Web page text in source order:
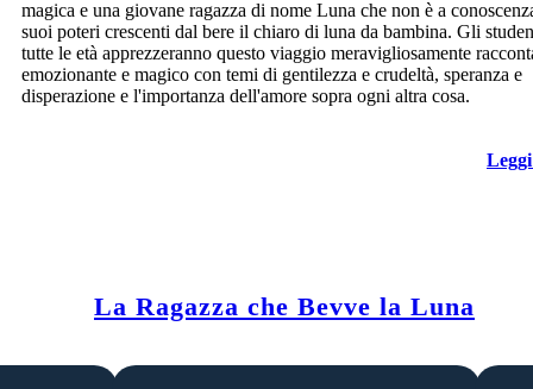
magica e una giovane ragazza di nome Luna che non è a
suoi poteri crescenti dal bere il chiaro di luna da bambina. Gli
tutte le età apprezzeranno questo viaggio meravigliosamente
emozionante e magico con temi di gentilezza e crudeltà, speranza e
disperazione e l'importanza dell'amore sopra ogni altra cosa.
La Ragazza che Bevve la Luna